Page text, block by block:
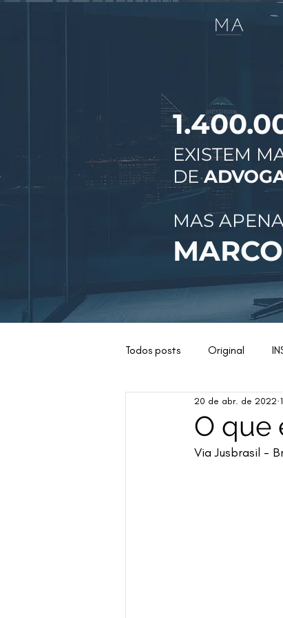
EXISTEM
DE
MAS
MARCO
Todos posts Original
Judiciário
História do Direito
O que
20 de abr. de 2022
Via Jusbrasil -